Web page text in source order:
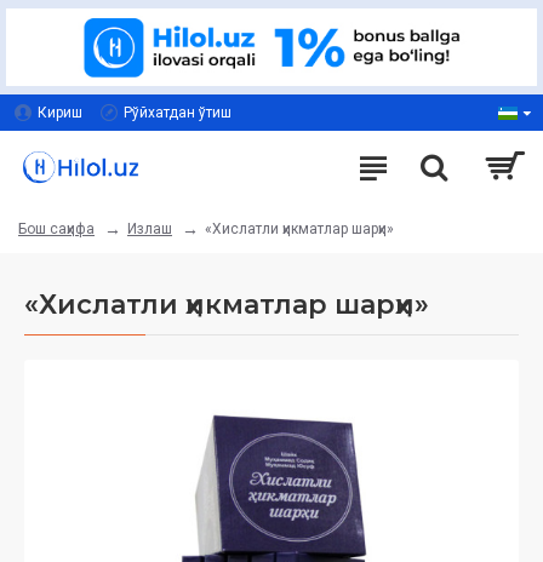
Кириш Рўйхатдан ўтиш
Бош саҳифа Излаш «Хислатли ҳикматлар шарҳи»
«Хислатли ҳикматлар шарҳи»